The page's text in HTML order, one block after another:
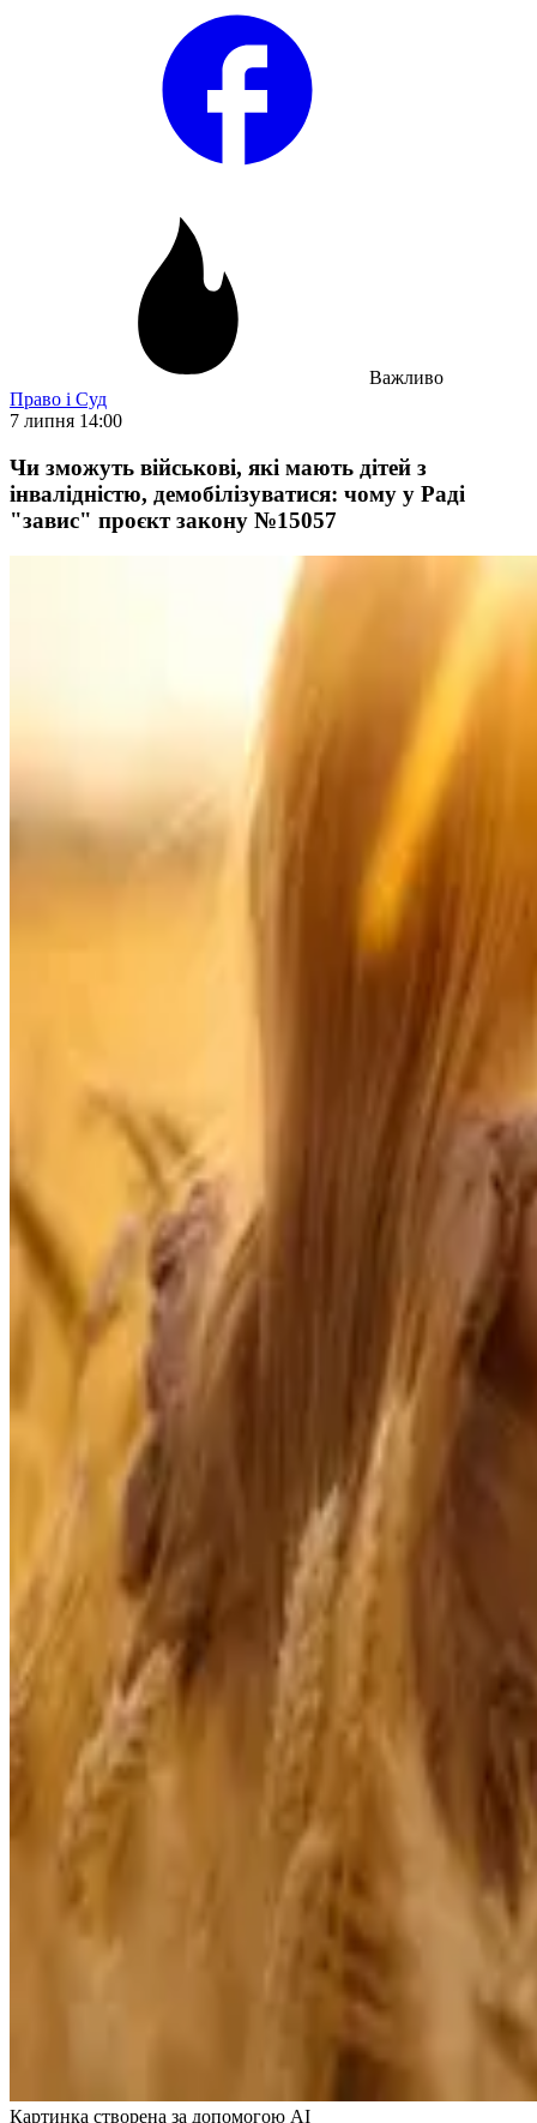
Важливо
Право і Суд
7 липня 14:00
Чи зможуть військові, які мають дітей з
інвалідністю, демобілізуватися: чому у Раді
"завис" проєкт закону №15057
Картинка створена за допомогою AI